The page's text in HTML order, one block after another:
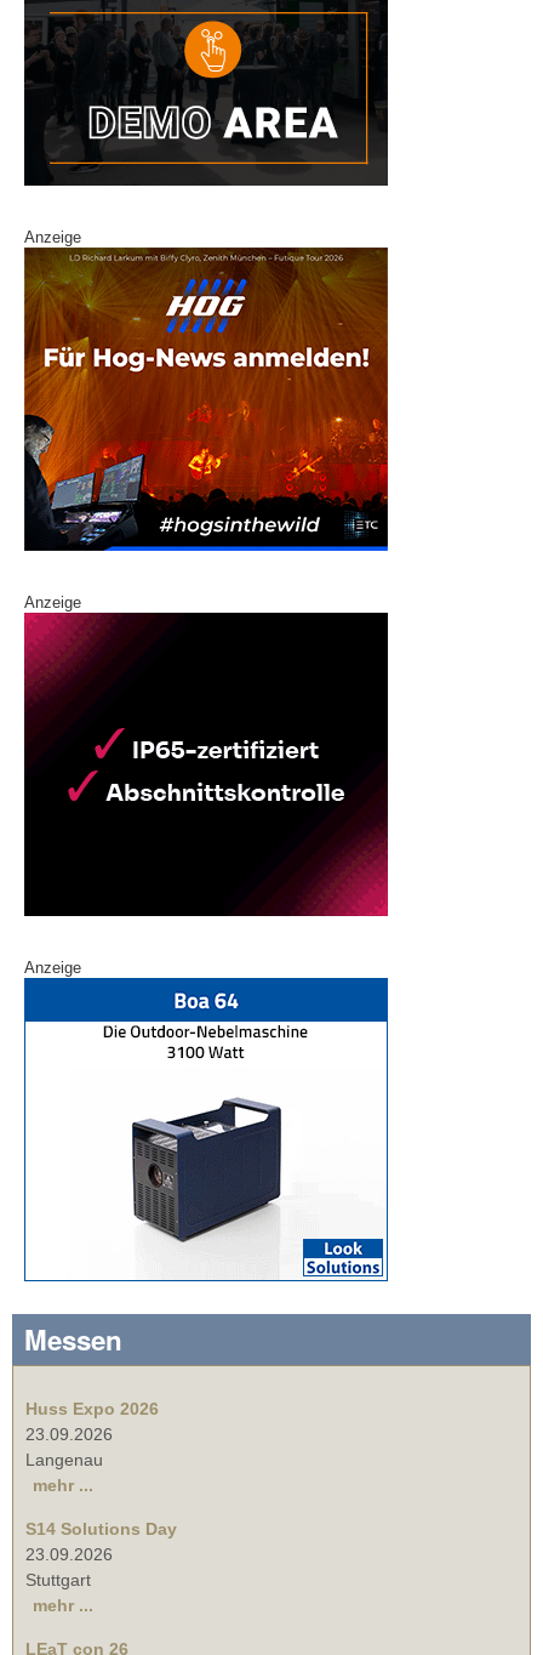
Anzeige
Anzeige
Anzeige
Messen
Huss Expo 2026
23.09.2026
Langenau
mehr ...
S14 Solutions Day
23.09.2026
Stuttgart
mehr ...
LEaT con 26